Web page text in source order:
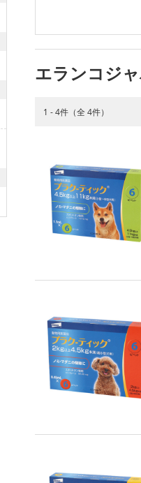
エランコジ
1 - 4件（全 4件）